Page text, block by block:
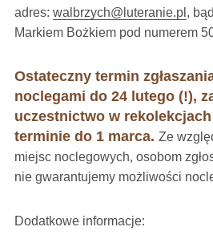
adres: walbrzych@luteranie.pl ,
Markiem Bożkiem pod numerem
Ostateczny termin
noclegami do 24 lutego (!),
uczestnictwo w
terminie do 1 marca. Ze
miejsc noclegowych, osobom
nie gwarantujemy możliwości
Dodatkowe informacje: